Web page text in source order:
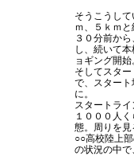
そうこうし
ｍ、５ｋｍと
３０分前か
し、続いて
ョギング開
そしてスタ
で、スター
に。
スタートラ
１０００人
態。周りを見
○○高校陸上
の状況の中で